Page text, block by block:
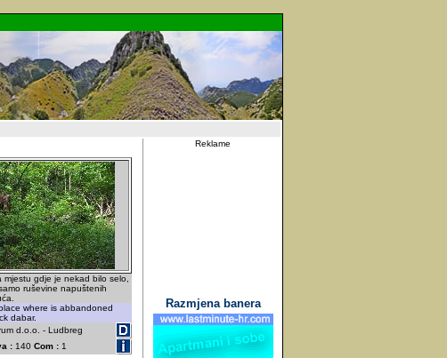
mjestu gdje je nekad bilo selo,
ruševine napuštenih
where is abbandoned
dabar.
d.o.o. - Ludbreg
: 140 Com : 1
Reklame
Razmjena banera